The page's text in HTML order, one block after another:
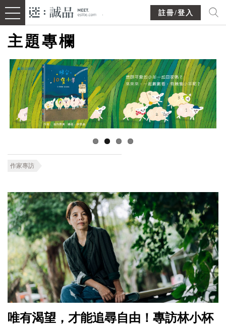
註冊/登入
主題專欄
作家專訪
唯有渴望，才能追尋自由！專訪林小杯